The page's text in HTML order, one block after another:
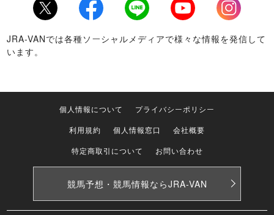
Twitter Facebook LINE Youtube
Instagram
JRA-VANでは各種ソーシャルメディアで様々な情報を発信して
います。
個人情報について
プライバシーポリシー
利用規約
個人情報窓口
会社概要
特定商取引について
お問い合わせ
競馬予想・競馬情報ならJRA-VAN